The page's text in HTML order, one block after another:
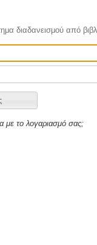
διαδανεισμού από
με το λογαριασμό σας;